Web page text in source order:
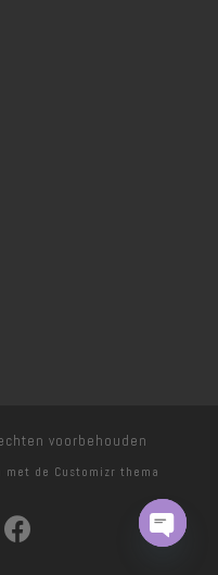
voorbehouden
met de Customizr thema